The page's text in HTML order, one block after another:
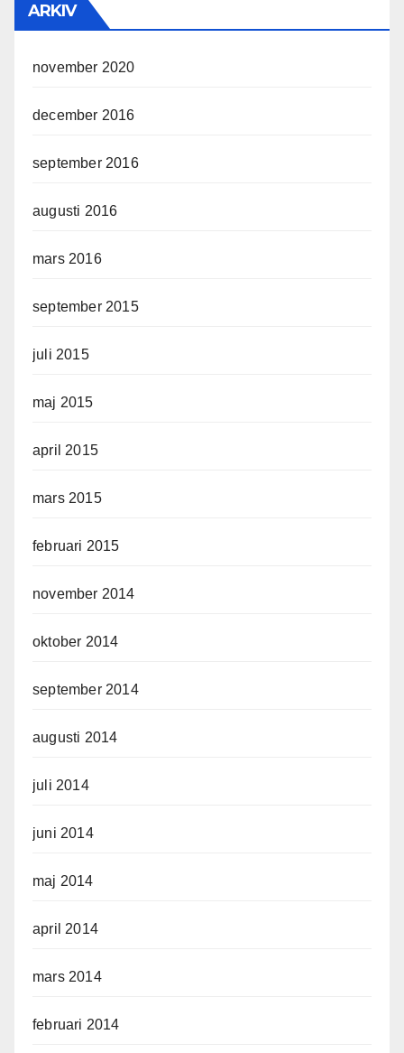
ARKIV
november 2020
december 2016
september 2016
augusti 2016
mars 2016
september 2015
juli 2015
maj 2015
april 2015
mars 2015
februari 2015
november 2014
oktober 2014
september 2014
augusti 2014
juli 2014
juni 2014
maj 2014
april 2014
mars 2014
februari 2014